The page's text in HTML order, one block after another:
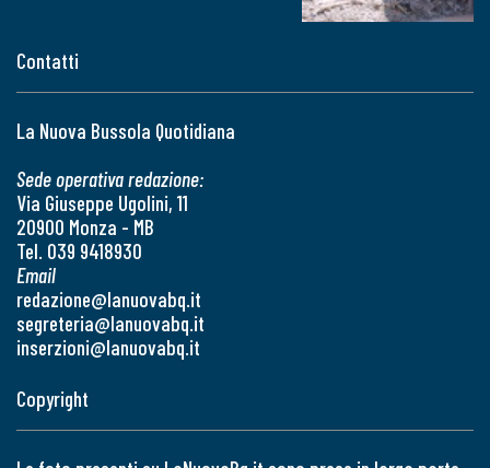
Contatti
La Nuova Bussola Quotidiana
Sede operativa redazione:
Via Giuseppe Ugolini, 11
20900 Monza - MB
Tel. 039 9418930
Email
redazione@lanuovabq.it
segreteria@lanuovabq.it
inserzioni@lanuovabq.it
Copyright